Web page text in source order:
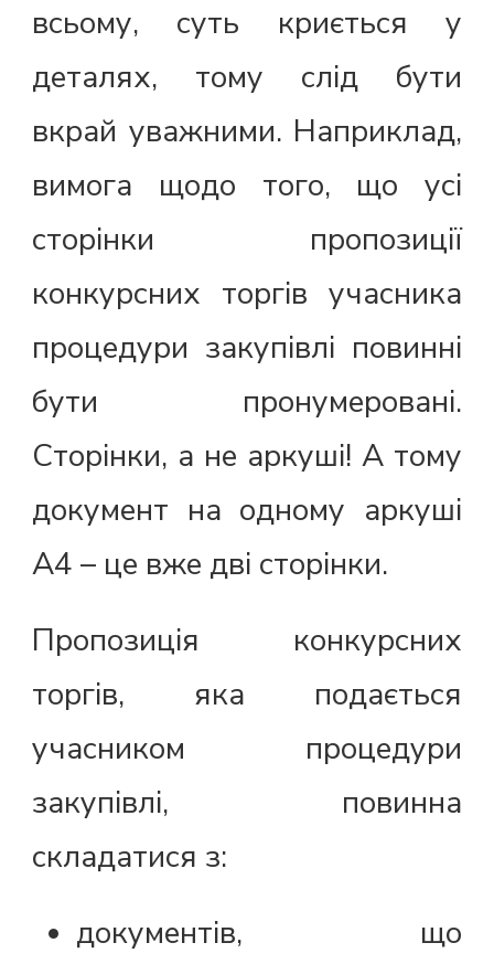
всьому, суть криється у
деталях, тому слід бути
вкрай уважними. Наприклад,
вимога щодо того, що усі
сторінки пропозиції
конкурсних торгів учасника
процедури закупівлі повинні
бути пронумеровані.
Сторінки, а не аркуші! А тому
документ на одному аркуші
А4 – це вже дві сторінки.
Пропозиція конкурсних
торгів, яка подається
учасником процедури
закупівлі, повинна
складатися з:
документів, що